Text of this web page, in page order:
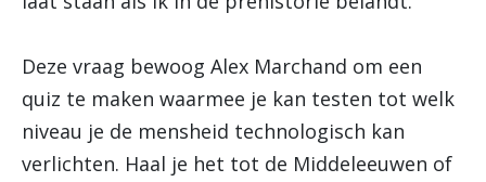
Deze vraag bewoog Alex Marchand om een
quiz te maken waarmee je kan testen tot welk
niveau je de mensheid technologisch kan
verlichten. Haal je het tot de Middeleeuwen of